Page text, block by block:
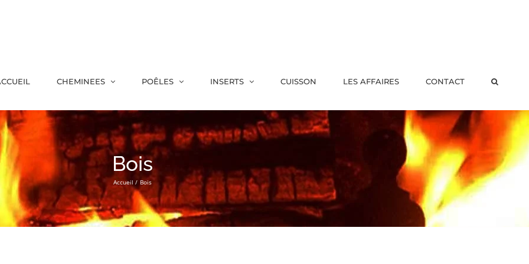
CHEMINEES POÊLES INSERTS CUISSON LES AFFAIRES CONTACT
Bois
Accueil Bois